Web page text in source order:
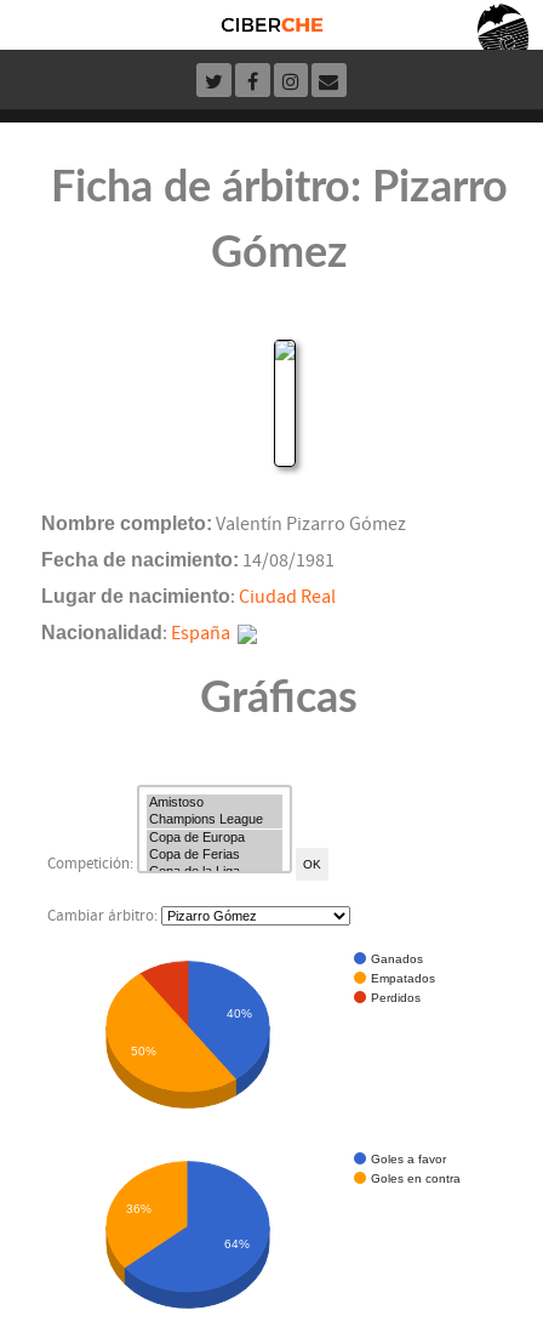
Ficha de árbitro: Pizarro
Gómez
Nombre completo: Valentín Pizarro Gómez
Fecha de nacimiento: 14/08/1981
Lugar de nacimiento: Ciudad Real
Nacionalidad : España
Gráficas
Competición:
Cambiar árbitro:
Ganados
Empatados
Perdidos
40%
50%
Goles a favor
Goles en contra
36%
64%